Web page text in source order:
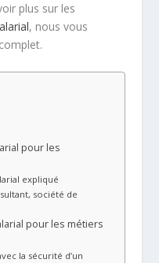
plus sur les
, nous vous
pour les
expliqué
société de
pour les métiers
la sécurité d’un